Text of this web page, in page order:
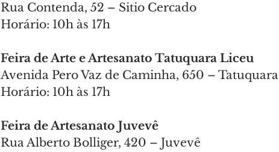
Rua Contenda, 52 – Sitio Cercado
Horário: 10h às 17h
Feira de Arte e Artesanato Tatuquara Liceu
Avenida Pero Vaz de Caminha, 650 – Tatuquara
Horário: 10h às 17h
Feira de Artesanato Juvevê
Rua Alberto Bolliger, 420 – Juvevê